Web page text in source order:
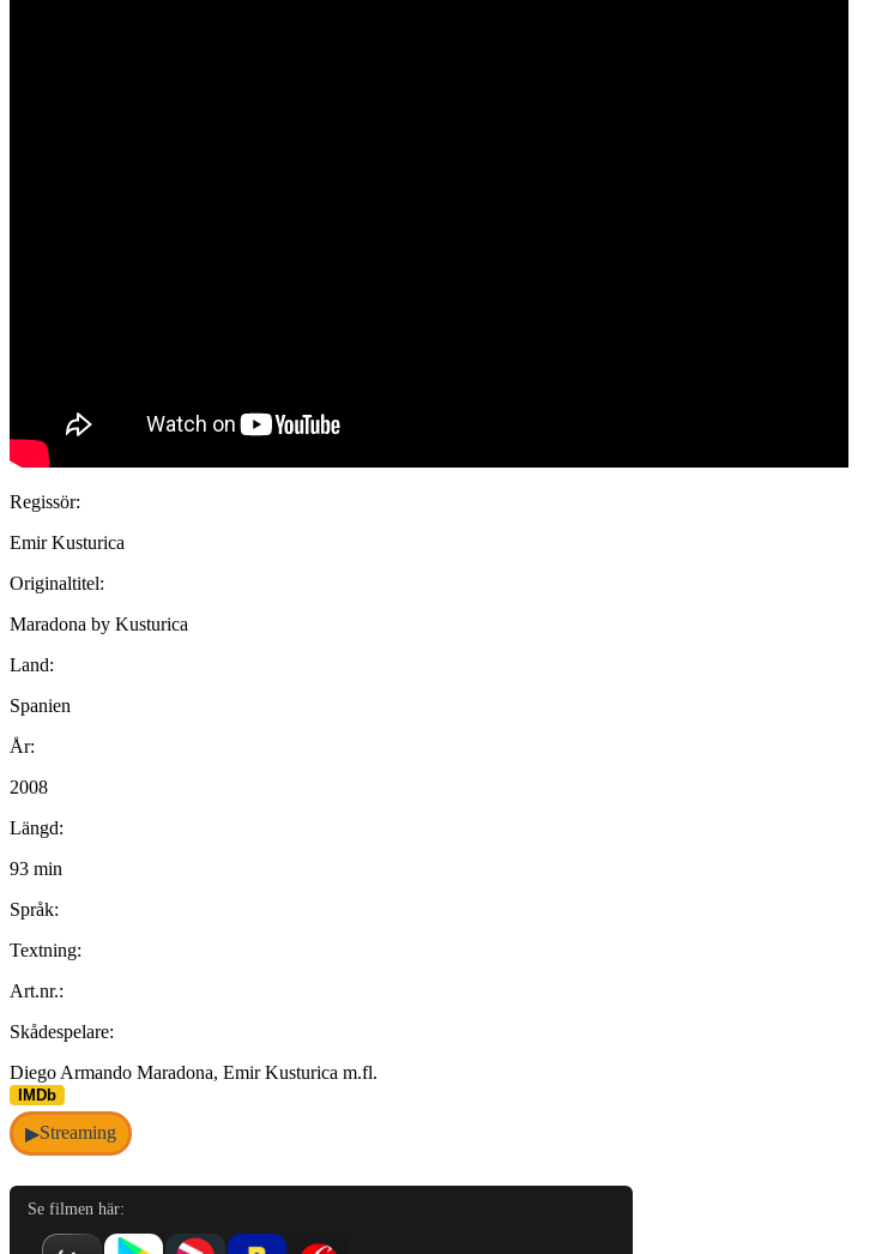
Regissör:
Emir Kusturica
Originaltitel:
Maradona by Kusturica
Land:
Spanien
År:
2008
Längd:
93 min
Språk:
Textning:
Art.nr.:
Skådespelare:
Diego Armando Maradona, Emir Kusturica m.fl.
IMDb
▶Streaming
Se filmen här: